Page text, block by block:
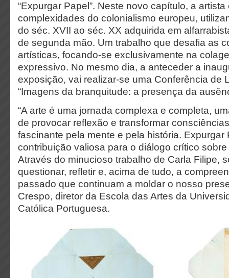
“Expurgar Papel”. Neste novo capítulo, a
complexidades do colonialismo europeu,
do séc. XVII ao séc. XX adquirida em
de segunda mão. Um trabalho que desafia as
artísticas, focando-se exclusivamente na
expressivo. No mesmo dia, a anteceder a
exposição, vai realizar-se uma Conferência de
“Imagens da branquitude: a presença da
“A arte é uma jornada complexa e completa,
de provocar reflexão e transformar
fascinante pela mente e pela história. Expurgar
contribuição valiosa para o diálogo crítico
Através do minucioso trabalho de Carla Filipe,
questionar, refletir e, acima de tudo, a
passado que continuam a moldar o nosso
Crespo, diretor da Escola das Artes da
Católica Portuguesa.